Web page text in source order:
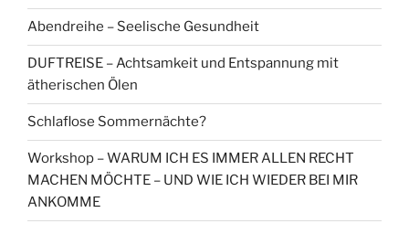
Abendreihe – Seelische Gesundheit
DUFTREISE – Achtsamkeit und Entspannung mit
ätherischen Ölen
Schlaflose Sommernächte?
Workshop – WARUM ICH ES IMMER ALLEN RECHT
MACHEN MÖCHTE – UND WIE ICH WIEDER BEI MIR
ANKOMME